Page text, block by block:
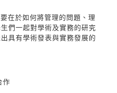
在於如何將管理的問題、理
們一起對學術及實務的研究
具有學術發表與實務發展的
作